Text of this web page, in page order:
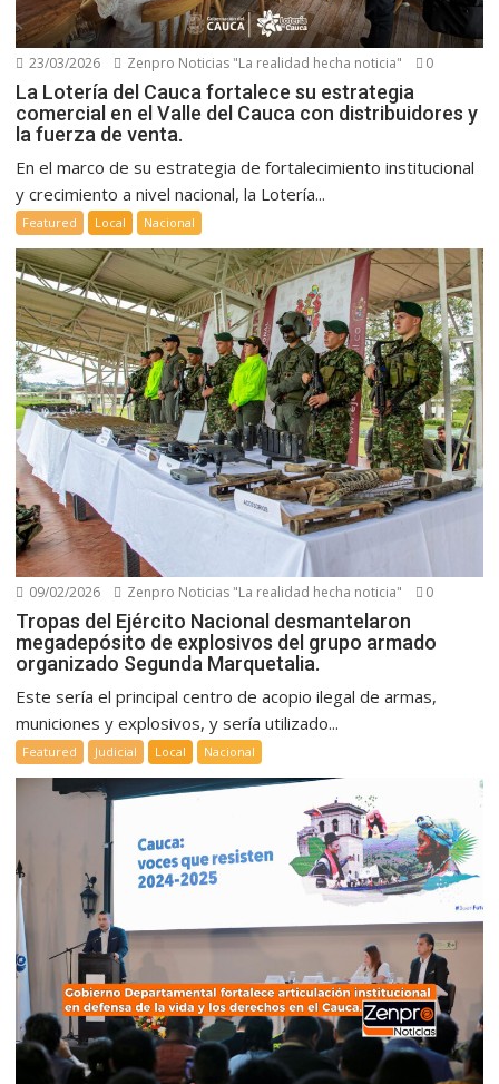
23/03/2026 Zenpro Noticias "La realidad hecha noticia" 0
La Lotería del Cauca fortalece su estrategia
comercial en el Valle del Cauca con distribuidores y
la fuerza de venta.
En el marco de su estrategia de fortalecimiento institucional
y crecimiento a nivel nacional, la Lotería...
Featured Local Nacional
09/02/2026 Zenpro Noticias "La realidad hecha noticia" 0
Tropas del Ejército Nacional desmantelaron
megadepósito de explosivos del grupo armado
organizado Segunda Marquetalia.
Este sería el principal centro de acopio ilegal de armas,
municiones y explosivos, y sería utilizado...
Featured Judicial Local Nacional